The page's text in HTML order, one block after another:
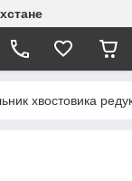
хвостовика